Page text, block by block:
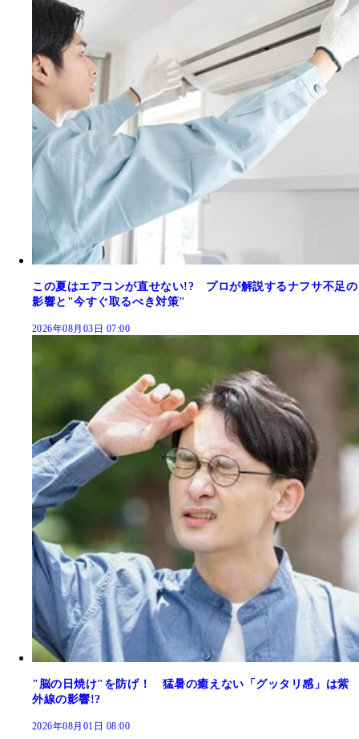
この夏はエアコンが直せない!? プロが解説するナフサ不足の
影響と"今すぐ取るべき対策"
2026年08月03日 07:00
"脳の日焼け"を防げ！ 猛暑の癒えない「グッタリ感」は紫
外線の影響!?
2026年08月01日 08:00